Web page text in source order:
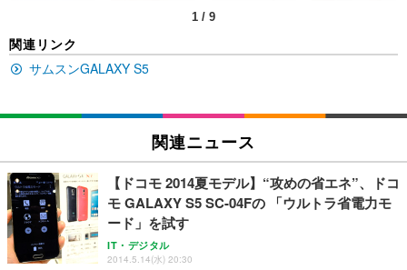
ュチェア 人間工学 疲れない ブラック
Sezlife オフィスチェア デスクチェア 疲れない テレ
ワーク チェア 強化バックレスト 30度ロッキング機
レスト 3Dヘッドレスト ハンガー付き 高反発クッシ
ョン PCチェア 通気性メッシュ ゲーミング/勉強/事
務用 おしゃれ パソコンチェア (ブラック)
￥7,680
Sezlife オフィスチェア デスクチェア 疲れない テレ
ワーク チェア 強化バックレスト 30度ロッキング機
イト
【純正品】27"ゲーミングモニター DualSense 充電
フック付き（CFI-ZDM1J）
￥49,979
【整備済み品】Dell E2724HS 27インチ 液晶モニタ
ー フルHD（1920×1080）VA 非光沢 HDMI/DisplayP
x2袋(84枚) ホワイト(吸収面:ライトブルー)
ネオ・ルーライフ ネオ・オムツ L 中型犬用 26枚入
り 単品
￥1,800
Smart Basic(スマートベーシック) 【Amazon.co.jp
限定】 Smart Basic アイリスオーヤマ ペットシーツ
1 / 9
関連リンク
サムスンGALAXY S5
関連ニュース
【ドコモ 2014夏モデル】“攻めの省エネ”、ドコ
モ GALAXY S5 SC-04Fの 「ウルトラ省電力モ
ード」を試す
IT・デジタル
2014.5.14(水) 20:30